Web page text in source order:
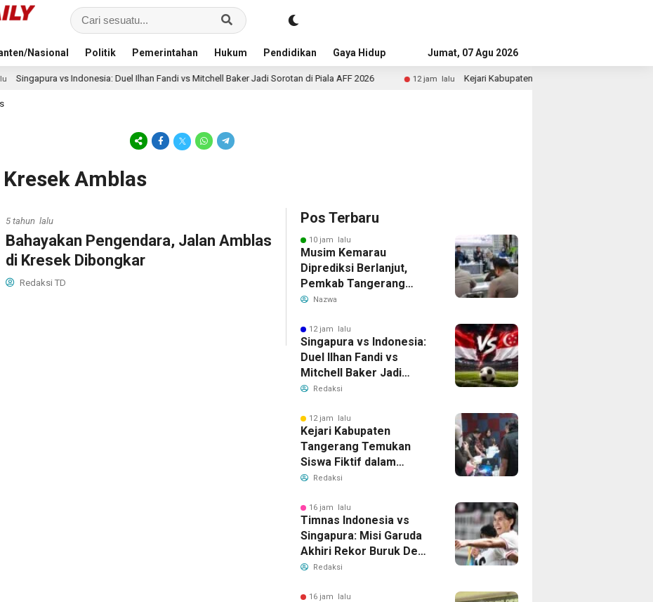
Nasional Politik Pemerintahan Hukum Pendidikan Gaya Hidup Advertorial
Jumat, 07 Agu 2026
Duel Ilhan Fandi vs Mitchell Baker Jadi Sorotan di Piala AFF 2026 12 jam lalu Kejari Kabupaten Tangerang Temukan Siswa Fiktif dalam
Amblas
5 tahun lalu
Bahayakan Pengendara, Jalan Amblas
di Kresek Dibongkar
Redaksi TD
Pos Terbaru
10 jam lalu
Musim Kemarau
Diprediksi Berlanjut,
Pemkab Tangerang
Siapkan Langkah
Bersih
Nazwa
12 jam lalu
Singapura vs Indonesia:
Duel Ilhan Fandi vs
Mitchell Baker Jadi
Sorotan di Piala AFF
Redaksi
12 jam lalu
Kejari Kabupaten
Tangerang Temukan
Siswa Fiktif dalam
Penyidikan Dana BOP
Redaksi
16 jam lalu
Timnas Indonesia vs
Singapura: Misi Garuda
Akhiri Rekor Buruk Demi
Tiket Semifinal Piala AFF
Redaksi
16 jam lalu